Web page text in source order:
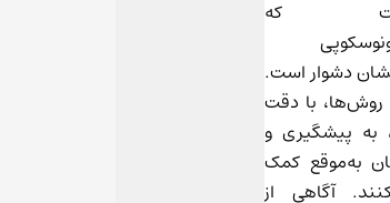
که
دشوار است.
روش‌ها، با دقت
به پیشگیری و
به‌موقع کمک
آگاهی از